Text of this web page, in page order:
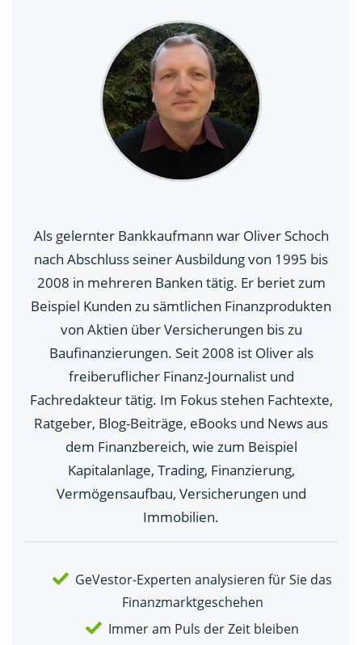
Als gelernter Bankkaufmann war Oliver Schoch
nach Abschluss seiner Ausbildung von 1995 bis
2008 in mehreren Banken tätig. Er beriet zum
Beispiel Kunden zu sämtlichen Finanzprodukten
von Aktien über Versicherungen bis zu
Baufinanzierungen. Seit 2008 ist Oliver als
freiberuflicher Finanz-Journalist und
Fachredakteur tätig. Im Fokus stehen Fachtexte,
Ratgeber, Blog-Beiträge, eBooks und News aus
dem Finanzbereich, wie zum Beispiel
Kapitalanlage, Trading, Finanzierung,
Vermögensaufbau, Versicherungen und
Immobilien.
GeVestor-Experten analysieren für Sie das
Finanzmarktgeschehen
Immer am Puls der Zeit bleiben